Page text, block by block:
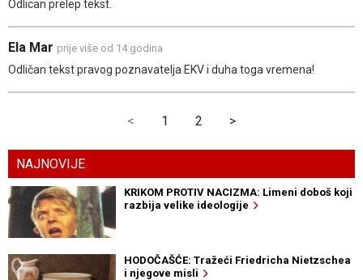
Odlican prelep tekst.
Ela Mar prije više od 14 godina
Odličan tekst pravog poznavatelja EKV i duha toga vremena!
< 1 2 >
NAJNOVIJE
KRIKOM PROTIV NACIZMA: Limeni doboš koji
razbija velike ideologije
HODOČAŠĆE: Tražeći Friedricha Nietzschea
i njegove misli